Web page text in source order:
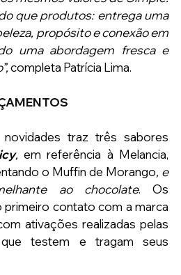
que produtos: entrega uma
propósito e conexão em
uma abordagem fresca e
completa Patrícia Lima.
traz três sabores
,
o Muffin de Morango, e
ao chocolate. Os
contato com a marca
ativações realizadas pelas